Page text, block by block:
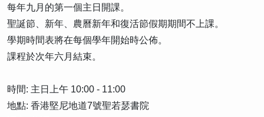
每年九月的第一個主日開課。
聖誕節、新年、農曆新年和復活節假期期間不上課。
學期時間表將在每個學年開始時公佈。
課程於次年六月結束。
時間: 主日上午 10:00 - 11:00
地點: 香港堅尼地道7號聖若瑟書院